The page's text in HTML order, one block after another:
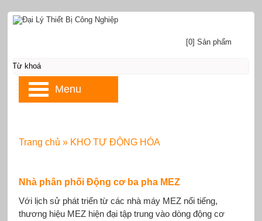
Nhà phân phối Động cơ ba pha MEZ
Với lịch sử phát triển từ các nhà máy MEZ nổi tiếng,
thương hiệu MEZ hiện đại tập trung vào dòng động cơ
Trang chủ » KHO TỰ ĐỘNG HÓA
[0] Sản phẩm
Menu